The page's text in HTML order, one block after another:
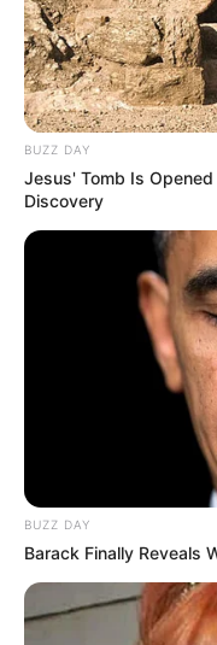
Ακολουθήστε το
News
ΤΑ
BUZZ DAY
Jesus' Tomb Is
Discovery
BUZZ DAY
Barack Finally Reveals